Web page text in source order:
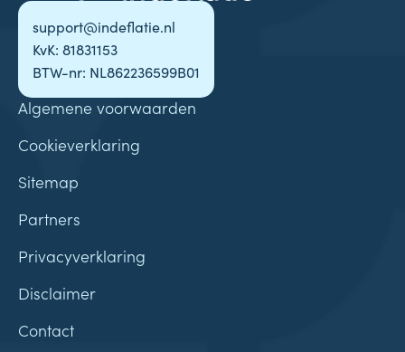
support@indeflatie.nl
KvK: 81831153
BTW-nr: NL862236599B01
Algemene voorwaarden
Cookieverklaring
Sitemap
Partners
Privacyverklaring
Disclaimer
Contact